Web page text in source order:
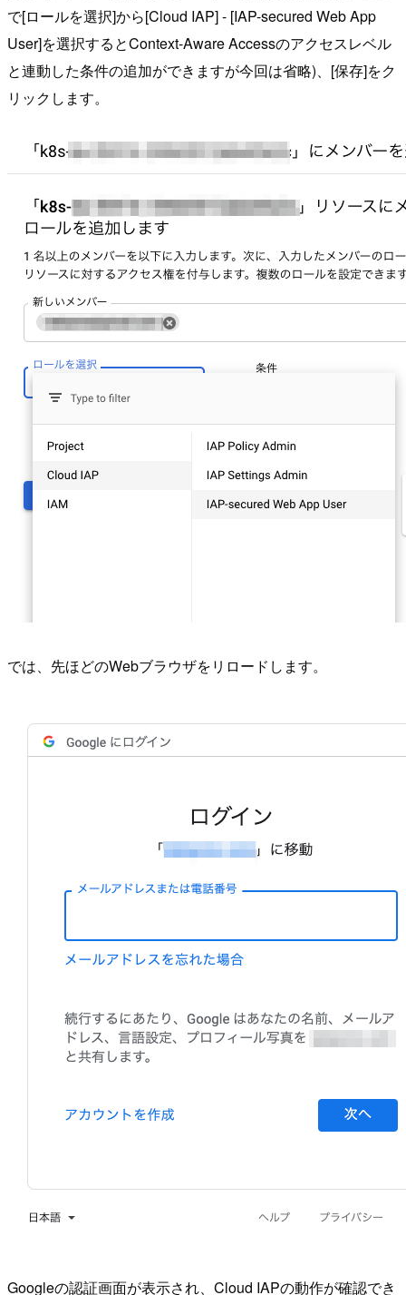
で[ロールを選択]から[Cloud IAP] - [IAP-secured Web App
User]を選択するとContext-Aware Accessのアクセスレベル
と連動した条件の追加ができますが今回は省略)、[保存]をク
リックします。
では、先ほどのWebブラウザをリロードします。
Googleの認証画面が表示され、Cloud IAPの動作が確認でき